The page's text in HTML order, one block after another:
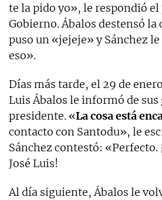
te la pido yo», le respondió
Gobierno. Ábalos destensó la
puso un «jejeje» y Sánchez
eso».
Días más tarde, el 29 de
Luis Ábalos le informó de
presidente. «La cosa está
contacto con Santodu», le
Sánchez contestó: «Perfecto.
José Luis!
Al día siguiente, Ábalos le